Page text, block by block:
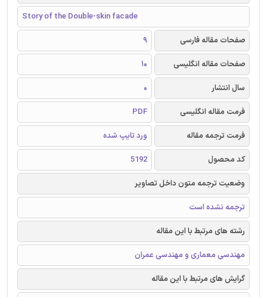
Story of the Double-skin facade
صفحات مقاله فارسی
9
صفحات مقاله انگلیسی
10
سال انتشار
0
فرمت مقاله انگلیسی
PDF
فرمت ترجمه مقاله
ورد تایپ شده
کد محصول
5192
وضعیت ترجمه متون داخل تصاویر
ترجمه نشده است
رشته های مرتبط با این مقاله
مهندسی معماری و مهندسی عمران
گرایش های مرتبط با این مقاله